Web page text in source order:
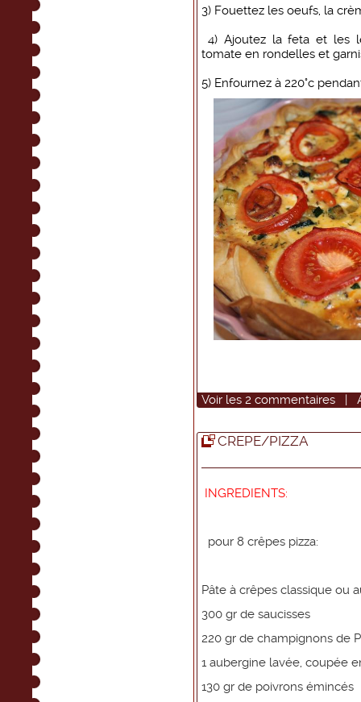
3) Fouettez les oeufs, la
4) Ajoutez la feta et les
tomate en rondelles et
5) Enfournez à 220°c
Voir les 2 commentaires |
CREPE/PIZZA
INGREDIENTS:
pour 8 crêpes pizza:
Pâte à crêpes classique ou
300 gr de saucisses
220 gr de champignons de
1 aubergine lavée, coupée
130 gr de poivrons émincés